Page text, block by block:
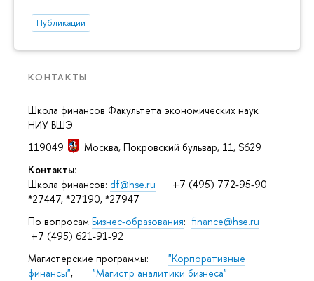
Публикации
КОНТАКТЫ
Школа финансов Факультета экономических наук
НИУ ВШЭ
119049
Москва, Покровский бульвар, 11, S629
Контакты:
Школа финансов: df@hse.ru +7 (495) 772-95-90
*27447, *27190, *27947
По вопросам Бизнес-образования: finance@hse.ru
+7 (495) 621-91-92
Магистерские программы: "Корпоративные
финансы", "Магистр аналитики бизнеса"